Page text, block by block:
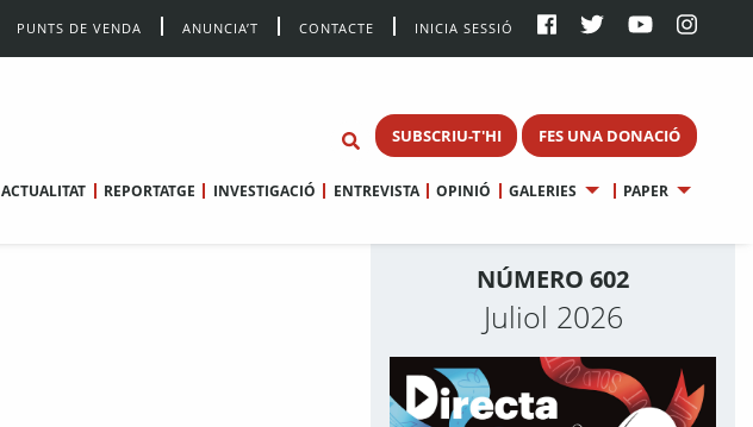
PUNTS DE VENDA ANUNCIA’T CONTACTE INICIA SESSIÓ
SUBSCRIU-T'HI FES UNA DONACIÓ
ACTUALITAT REPORTATGE INVESTIGACIÓ ENTREVISTA OPINIÓ GALERIES PAPER
NÚMERO 602
Juliol 2026